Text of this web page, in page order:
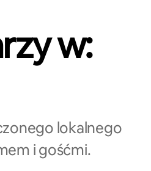
w:
lokalnego
i gośćmi.